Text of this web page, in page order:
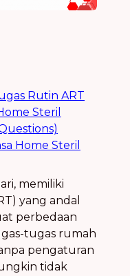
Rutin ART
Steril
Home Steril
memiliki
yang andal
perbedaan
tugas rumah
pengaturan
tidak